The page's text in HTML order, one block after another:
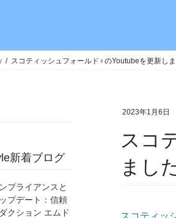
スコティッシュフォールド♀のYoutubeを更新し
2023年1月6日
スコ
まし
新着ブログ
プライアンスと
プデート：信頼
クション エムド